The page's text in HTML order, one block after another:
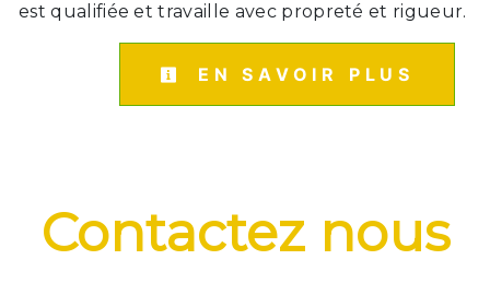
est qualifiée et travaille avec propreté et rigueur.
EN SAVOIR PLUS
Contactez nous